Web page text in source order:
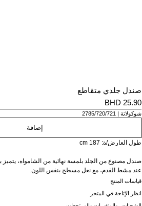
صندل جلدي متقاطع
25.90 BHD
شوكولاتة 2785/720/721
إضافة
طول العارض/ة: 187 cm
صندل مصنوع من الجلد بلمسة نهائية من الشامواه،
عند مشط القدم، مع نعل مسطح بنفس اللون.
قياسات المنتج
انظر الإتاحة في المتجر